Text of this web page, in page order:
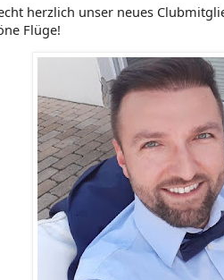
herzlich unser neues
Flüge!